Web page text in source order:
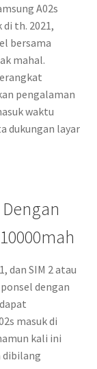
A02s
th. 2021,
bersama
mahal.
pengalaman
waktu
dukungan layar
dan SIM 2 atau
dengan
masuk di
kali ini
dibilang